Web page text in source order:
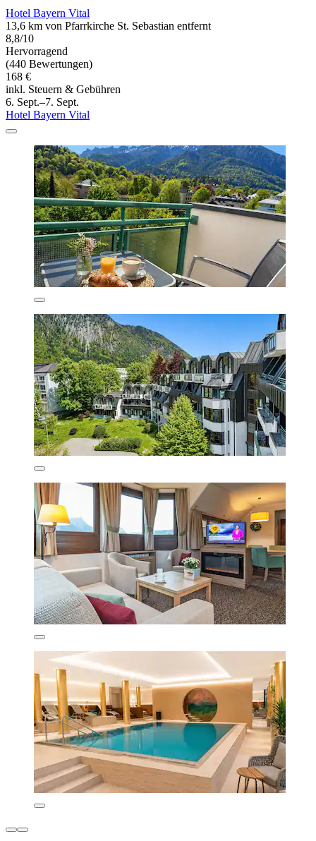
Hotel Bayern Vital
13,6 km von Pfarrkirche St. Sebastian entfernt
8,8/10
Hervorragend
(440 Bewertungen)
168 €
inkl. Steuern & Gebühren
6. Sept.–7. Sept.
Hotel Bayern Vital